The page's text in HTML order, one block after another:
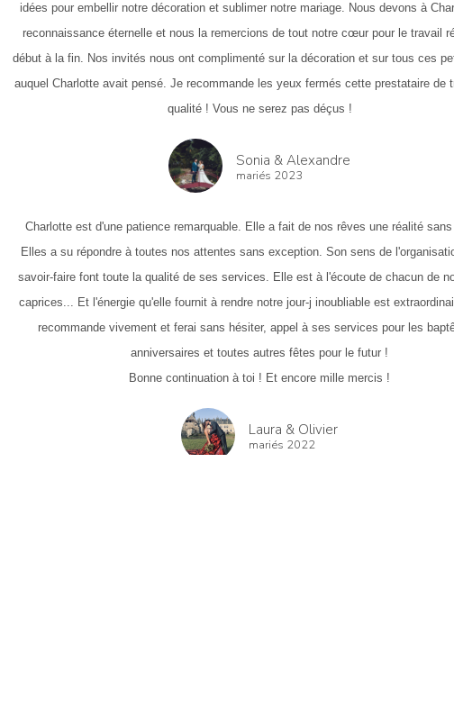
idées pour embellir notre décoration et sublimer notre mariage. Nous devons à
reconnaissance éternelle et nous la remercions de tout notre cœur pour le travail
début à la fin. Nos invités nous ont complimenté sur la décoration et sur tous ces
auquel Charlotte avait pensé. Je recommande les yeux fermés cette prestataire de
qualité ! Vous ne serez pas déçus !
Sonia & Alexandre
mariés 2023
Charlotte est d'une patience remarquable. Elle a fait de nos rêves une réalité
Elles a su répondre à toutes nos attentes sans exception. Son sens de
savoir-faire font toute la qualité de ses services. Elle est à l'écoute de chacun de
caprices... Et l'énergie qu'elle fournit à rendre notre jour-j inoubliable est
recommande vivement et ferai sans hésiter, appel à ses services pour les
anniversaires et toutes autres fêtes pour le futur !
Bonne continuation à toi ! Et encore mille mercis !
Laura & Olivier
mariés 2022